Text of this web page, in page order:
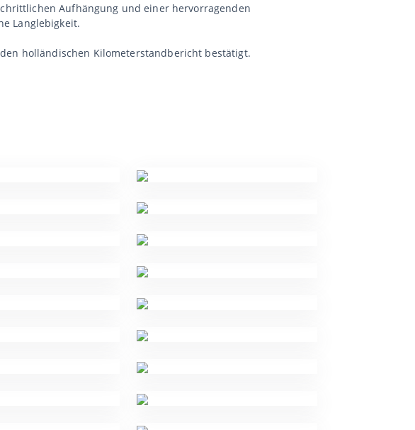
Aufhängung und einer hervorragenden
Langlebigkeit.
holländischen Kilometerstandbericht bestätigt.